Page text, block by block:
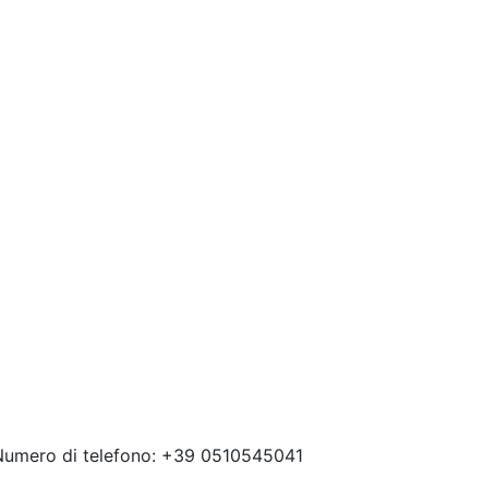
di telefono: +39 0510545041